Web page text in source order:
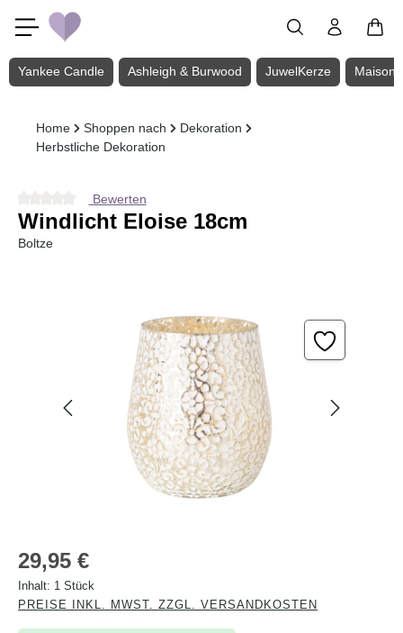
Zum Hauptinhalt springen
Yankee Candle Ashleigh & Burwood JuwelKerze Maison
Home Shoppen nach
Dekoration
Herbstliche Dekoration
Durchschnittliche Bewertung von 0 von 5 Sternen
Bewerten
Windlicht Eloise 18cm
Boltze
Bildergalerie überspringen
Regulärer Preis:
29,95 €
Inhalt: 1 Stück
PREISE INKL. MWST. ZZGL. VERSANDKOSTEN